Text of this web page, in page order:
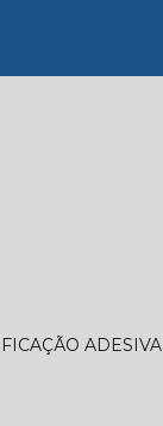
ADESIVA